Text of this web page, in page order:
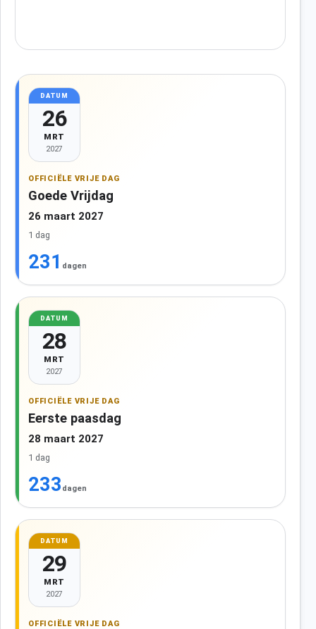
DATUM
26
MRT
2027
OFFICIËLE VRIJE DAG
Goede Vrijdag
26 maart 2027
1 dag
231 dagen
DATUM
28
MRT
2027
OFFICIËLE VRIJE DAG
Eerste paasdag
28 maart 2027
1 dag
233 dagen
DATUM
29
MRT
2027
OFFICIËLE VRIJE DAG